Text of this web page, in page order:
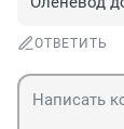
ОТВЕТИТЬ